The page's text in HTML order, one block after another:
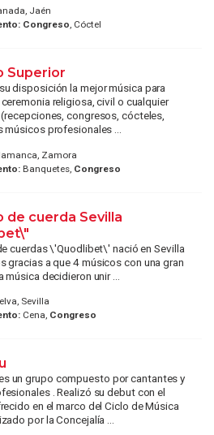
Jaén
Congreso, Cóctel
Superior
disposición la mejor música para
religiosa, civil o cualquier
congresos, cócteles,
músicos profesionales ...
Zamora
Banquetes, Congreso
de cuerda Sevilla
cuerdas \'Quodlibet\' nació en Sevilla
gracias a que 4 músicos con una gran
decidieron unir ...
Sevilla
Cena, Congreso
un grupo compuesto por cantantes y
. Realizó su debut con el
en el marco del Ciclo de Música
por la Concejalía ...